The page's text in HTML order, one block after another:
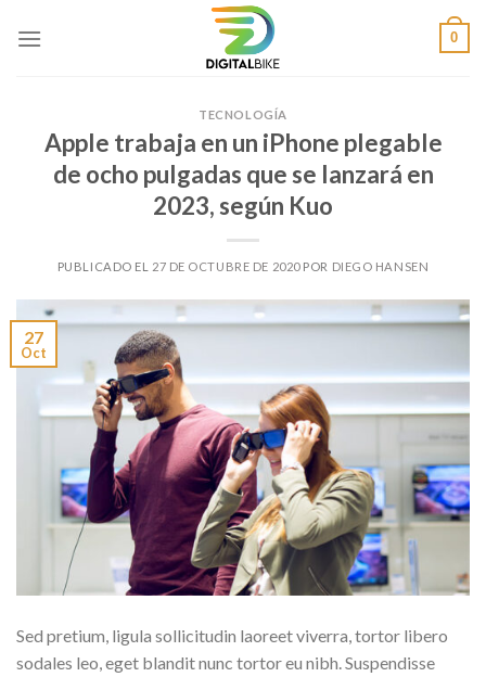
0
TECNOLOGÍA
Apple trabaja en un iPhone plegable
de ocho pulgadas que se lanzará en
2023, según Kuo
PUBLICADO EL 27 DE OCTUBRE DE 2020POR DIEGO HANSEN
27
Oct
Sed pretium, ligula sollicitudin laoreet viverra, tortor libero
sodales leo, eget blandit nunc tortor eu nibh. Suspendisse